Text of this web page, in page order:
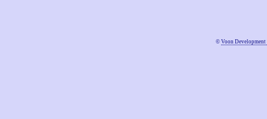
© Voon Development